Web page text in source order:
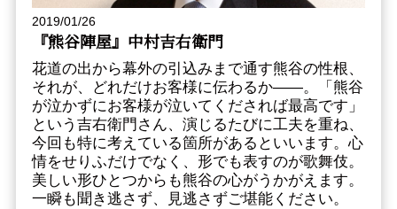
2019/01/26
『熊谷陣屋』中村吉右衛門
花道の出から幕外の引込みまで通す熊谷の性根、
それが、どれだけお客様に伝わるか――。「熊谷
が泣かずにお客様が泣いてくだされば最高です」
という吉右衛門さん、演じるたびに工夫を重ね、
今回も特に考えている箇所があるといいます。心
情をせりふだけでなく、形でも表すのが歌舞伎。
美しい形ひとつからも熊谷の心がうかがえます。
一瞬も聞き逃さず、見逃さずご堪能ください。